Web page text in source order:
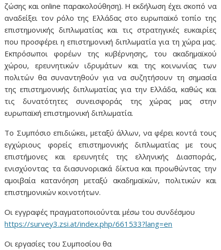
ζώσης και online παρακολούθηση). Η εκδήλωση έχει σκοπό να
αναδείξει τον ρόλο της Ελλάδας στο ευρωπαϊκό τοπίο της
επιστημονικής διπλωματίας και τις στρατηγικές ευκαιρίες
που προσφέρει η επιστημονική διπλωματία για τη χώρα μας.
Εκπρόσωποι φορέων της κυβέρνησης, του ακαδημαϊκού
χώρου, ερευνητικών ιδρυμάτων και της κοινωνίας των
πολιτών θα συναντηθούν για να συζητήσουν τη σημασία
της επιστημονικής διπλωματίας για την Ελλάδα, καθώς και
τις δυνατότητες συνεισφοράς της χώρας μας στην
ευρωπαϊκή επιστημονική διπλωματία.
Το Συμπόσιο επιδιώκει, μεταξύ άλλων, να φέρει κοντά τους
εγχώριους φορείς επιστημονικής διπλωματίας με τους
επιστήμονες και ερευνητές της ελληνικής Διασποράς,
ενισχύοντας τα διασυνοριακά δίκτυα και προωθώντας την
αμοιβαία κατανόηση μεταξύ ακαδημαϊκών, πολιτικών και
επιστημονικών κοινοτήτων.
Οι εγγραφές πραγματοποιούνται μέσω του συνδέσμου
https://survey3.zsi.at/index.php/661533?lang=en
Oι εργασίες του Συμποσίου θα